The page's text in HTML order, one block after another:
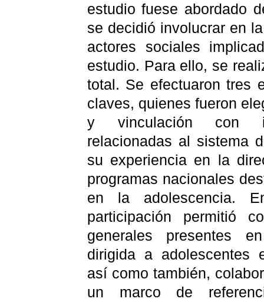
estudio fuese abordado
se decidió involucrar en
actores sociales
estudio. Para ello, se
total. Se efectuaron tres
claves, quienes fueron
y vinculación con
relacionadas al sistema
su experiencia en la
programas nacionales
en la adolescencia.
participación permitió
generales presentes
dirigida a adolescentes
así como también,
un marco de